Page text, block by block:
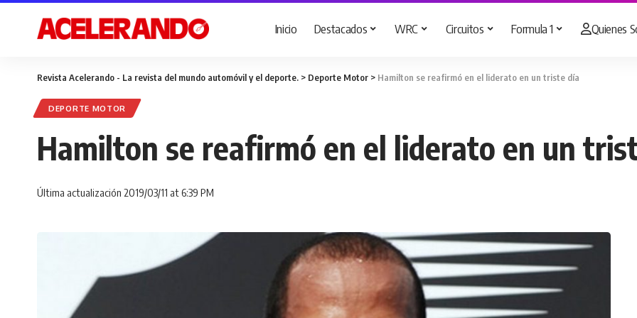
Inicio Destacados WRC Circuitos Formula 1 Quienes
Revista Acelerando - La revista del mundo automóvil y el deporte. > Deporte Motor > Hamilton se reafirmó en el liderato en un triste día
DEPORTE MOTOR
Hamilton se reafirmó en el liderato en un
Última actualización 2019/03/11 at 6:39 PM